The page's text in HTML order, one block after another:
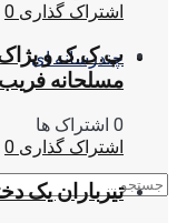
چندرسانه ای
اشتراک گذاری 0
پ.ک.ک و پژاک
مسلحانه
0 اشتراک ها
اشتراک گذاری 0
تیرباران یک